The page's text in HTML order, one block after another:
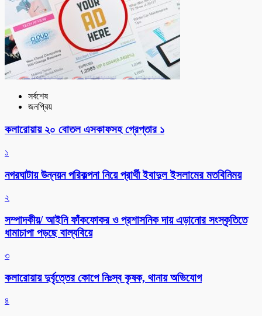
সর্বশেষ
জনপ্রিয়
কলারোয়ায় ২০ বোতল এসকাফসহ গ্রেপ্তার ১
১
নগরঘাটায় উন্নয়ন পরিকল্পনা নিয়ে প্রার্থী ইবাদুল ইসলামের মতবিনিময়
২
সম্পাদকীয়/ আইনি ফাঁকফোকর ও প্রশাসনিক দায় এড়ানোর সংস্কৃতিতে
ধামাচাপা পড়ছে বাল্যবিয়ে
৩
কলারোয়ায় দুর্বৃত্তের কোপে নিঃস্ব কৃষক, থানায় অভিযোগ
৪